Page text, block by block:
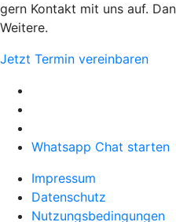
gern Kontakt mit uns auf.
Weitere.
Jetzt Termin vereinbaren
Whatsapp Chat starten
Impressum
Datenschutz
Nutzungsbedingungen